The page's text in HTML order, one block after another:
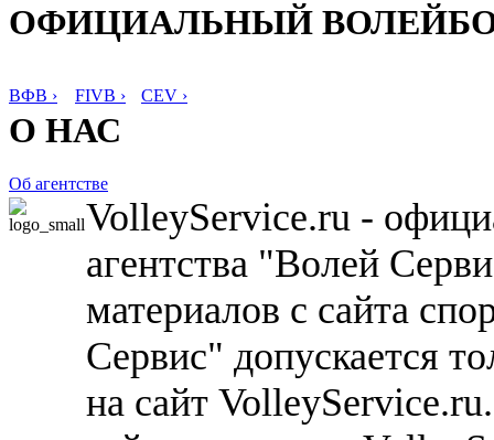
ОФИЦИАЛЬНЫЙ
ВФВ › FIVB › CEV ›
О НАС
Об агентстве
VolleyService.ru -
агентства "Волей
материалов с сайта
Сервис" допускается
на сайт